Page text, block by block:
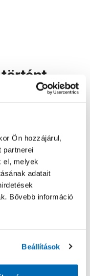
Ön hozzájárul,
partnerei
el, melyek
adatait
Bővebb információ
Beállítások
történt